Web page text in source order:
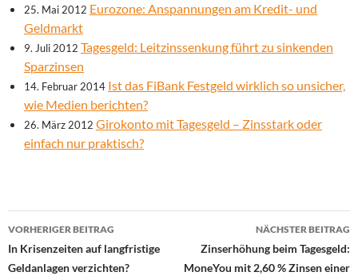
25. Mai 2012 Eurozone: Anspannungen am Kredit- und
Geldmarkt
9. Juli 2012 Tagesgeld: Leitzinssenkung führt zu sinkenden
Sparzinsen
14. Februar 2014 Ist das FiBank Festgeld wirklich so unsicher,
wie Medien berichten?
26. März 2012 Girokonto mit Tagesgeld – Zinsstark oder
einfach nur praktisch?
Beitrags-
Navigation
VORHERIGER BEITRAG
In Krisenzeiten auf langfristige
Geldanlagen verzichten?
NÄCHSTER BEITRAG
Zinserhöhung beim Tagesgeld:
MoneYou mit 2,60 % Zinsen einer